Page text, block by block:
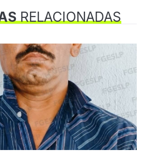
RELACIONADAS